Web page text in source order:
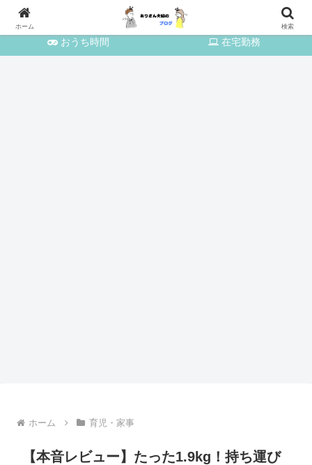
おうち時間 在宅勤務
ホーム 育児・家事
【本音レビュー】たった1.9kg！持ち運び
ホーム 検索